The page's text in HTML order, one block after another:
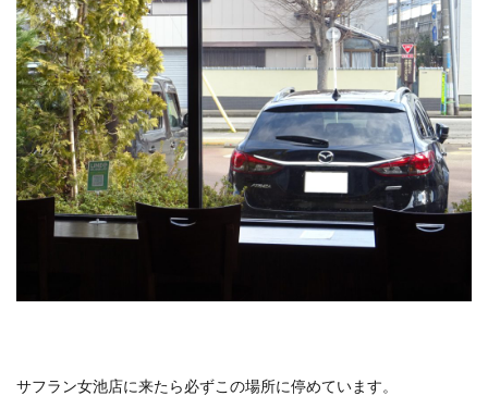
サフラン女池店に来たら必ずこの場所に停めています。